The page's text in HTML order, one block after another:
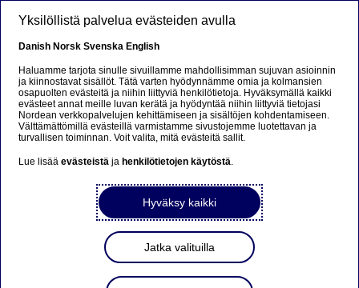
Beklager...
Siden findes desværre ikke på dansk
Bliv på siden|Fortsæt til en relateret side på dansk
MARKKINATAKAUS
Yksilöllistä palvelua evästeiden avulla
Danish Norsk Svenska English
Haluamme tarjota sinulle sivuillamme mahdollisimman sujuvan asioinnin
ja kiinnostavat sisällöt. Tätä varten hyödynnämme omia ja kolmansien
osapuolten evästeitä ja niihin liittyviä henkilötietoja. Hyväksymällä kaikki
evästeet annat meille luvan kerätä ja hyödyntää niihin liittyviä tietojasi
Nordean verkkopalvelujen kehittämiseen ja sisältöjen kohdentamiseen.
Välttämättömillä evästeillä varmistamme sivustojemme luotettavan ja
turvallisen toiminnan. Voit valita, mitä evästeitä sallit.
Lue lisääevästeistä ja henkilötietojen käytöstä.
Hyväksy kaikki
Jatka valituilla